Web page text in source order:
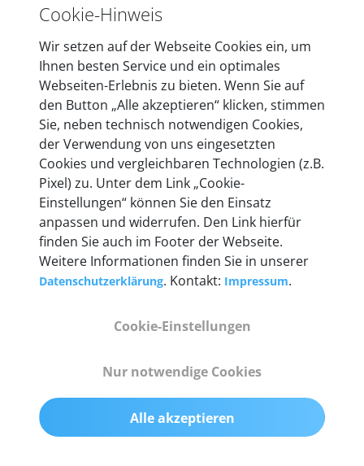
In den Kfz-Diagnosegeräten von autoaid stecken
entwickeln wir unsere Produkte am Standort in
Berlin laufend weiter. Auf diese Qualität vertrauen
heute mehr als 60.000 Privatkunden und
Unternehmen.
Technische Details &
Lieferumfang
55 mm x 25 mm x 12 mm
200 g
Cookie-Hinweis
Wir setzen auf der Webseite Cookies ein, um
Ihnen besten Service und ein optimales
Webseiten-Erlebnis zu bieten. Wenn Sie auf
den Button „Alle akzeptieren“ klicken, stimmen
Sie, neben technisch notwendigen Cookies,
der Verwendung von uns eingesetzten
Cookies und vergleichbaren Technologien (z.B.
Pixel) zu. Unter dem Link „Cookie-
Einstellungen“ können Sie den Einsatz
anpassen und widerrufen. Den Link hierfür
finden Sie auch im Footer der Webseite.
Weitere Informationen finden Sie in unserer
Datenschutzerklärung. Kontakt: Impressum.
Cookie-Einstellungen
Nur notwendige Cookies
Alle akzeptieren